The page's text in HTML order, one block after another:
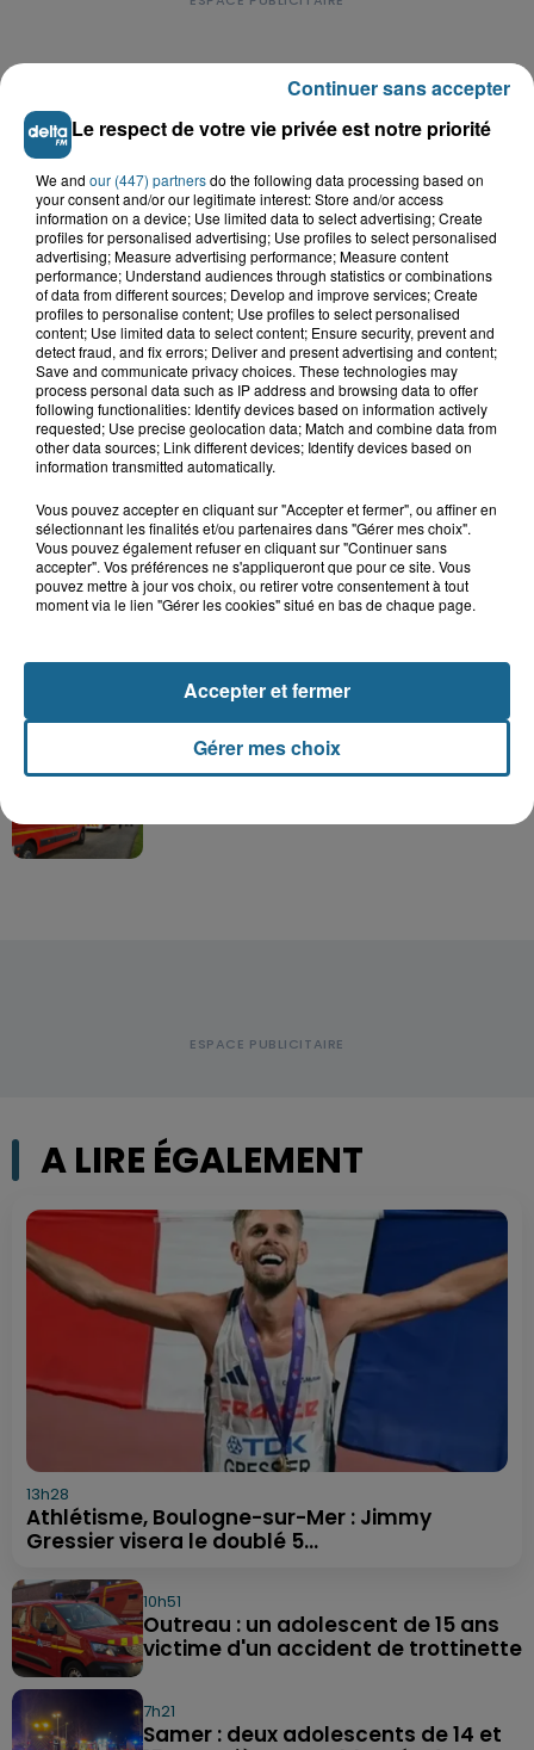
LE TOP DE L'ACTU
Saint-Omer : un enfant gravement brûlé
après l'explosion d'un jouet...
Hazebrouck : victime d'un accident,
Lucas s'en est allé brutalement...
depuis mardi à Dunkerque, sa...
Violent accident à Cléty : quatre
A LIRE ÉGALEMENT
13h28
Athlétisme, Boulogne-sur-Mer : Jimmy
Gressier visera le doublé 5...
10h51
Outreau : un adolescent de 15 ans
victime d'un accident de trottinette
7h21
Samer : deux adolescents de 14 et
Le respect de votre vie privée est notre priorité
We and our (447) partnersdo the following data processing based on
your consent and/or our legitimate interest: Store and/or access
information on a device; Use limited data to select advertising; Create
profiles for personalised advertising; Use profiles to select personalised
advertising; Measure advertising performance; Measure content
performance; Understand audiences through statistics or combinations
of data from different sources; Develop and improve services; Create
profiles to personalise content; Use profiles to select personalised
content; Use limited data to select content; Ensure security, prevent and
detect fraud, and fix errors; Deliver and present advertising and content;
Save and communicate privacy choices. These technologies may
process personal data such as IP address and browsing data to offer
following functionalities: Identify devices based on information actively
requested; Use precise geolocation data; Match and combine data from
other data sources; Link different devices; Identify devices based on
information transmitted automatically.
Vous pouvez accepter en cliquant sur "Accepter et fermer", ou affiner en
sélectionnant les finalités et/ou partenaires dans "Gérer mes choix".
Vous pouvez également refuser en cliquant sur "Continuer sans
accepter". Vos préférences ne s'appliqueront que pour ce site. Vous
pouvez mettre à jour vos choix, ou retirer votre consentement à tout
moment via le lien "Gérer les cookies" situé en bas de chaque page.
Gérer mes choix
Accepter et fermer
Continuer sans accepter